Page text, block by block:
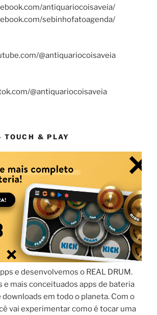
antiquariocoisaveia/
sebinhofatoagenda/
@antiquariocoisaveia
@antiquariocoisaveia
TOUCH & PLAY
e desenvolvemos o REAL DRUM.
e mais conceituados apps de bateria
em todo o planeta. Com o
vai experimentar como é tocar uma